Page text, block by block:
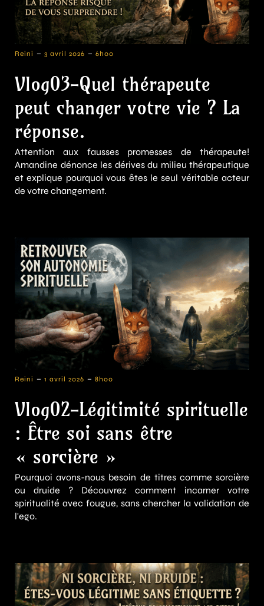
Reini - 3 avril 2026 - 6h00
Vlog03-Quel thérapeute
peut changer votre vie ? La
réponse.
Attention aux fausses promesses de thérapeute!
Amandine dénonce les dérives du milieu thérapeutique
et explique pourquoi vous êtes le seul véritable acteur
de votre changement.
Reini - 1 avril 2026 - 8h00
Vlog02-Légitimité spirituelle
: Être soi sans être
« sorcière »
Pourquoi avons-nous besoin de titres comme sorcière
ou druide ? Découvrez comment incarner votre
spiritualité avec fougue, sans chercher la validation de
l'ego.